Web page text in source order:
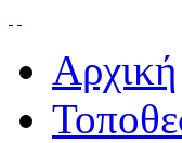
Αρχική